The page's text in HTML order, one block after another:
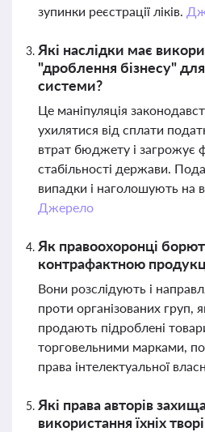
зупинки реєстрації ліків.
Які наслідки має
"дроблення бізнесу"
системи?
Це маніпуляція
ухилятися від сплати
втрат бюджету і загрожує
стабільності держави.
випадки і наголошують на
Джерело
Як правоохоронці
контрафактною
Вони розслідують і
проти організованих груп,
продають підроблені
торговельними марками,
права інтелектуальної
Які права авторів
використання їхніх